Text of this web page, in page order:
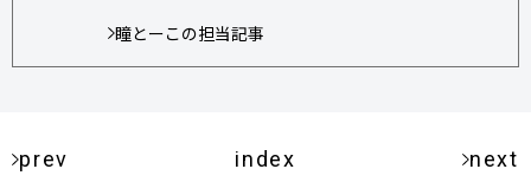
瞳とーこの担当記事
prev index next